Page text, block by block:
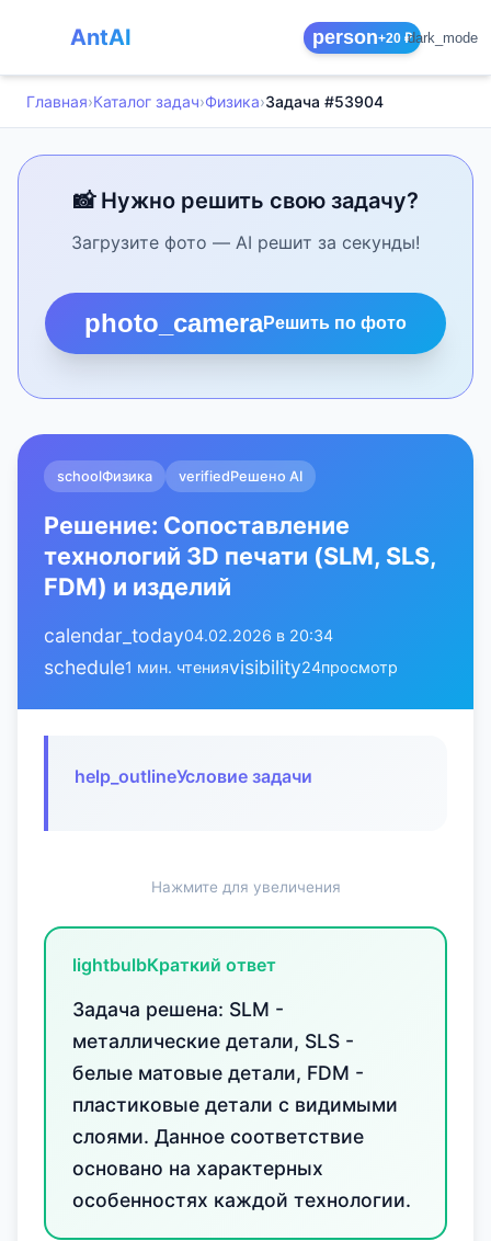
AntAI person+20 ₽dark_mode
Главная›Каталог задач›Физика›Задача #53904
📸 Нужно решить свою задачу?
Загрузите фото — AI решит за секунды!
photo_cameraРешить по фото
schoolФизика verifiedРешено AI
Решение: Сопоставление
технологий 3D печати (SLM, SLS,
FDM) и изделий
calendar_today04.02.2026 в 20:34
schedule1 мин. чтенияvisibility24просмотр
help_outlineУсловие задачи
Нажмите для увеличения
lightbulbКраткий ответ
Задача решена: SLM -
металлические детали, SLS -
белые матовые детали, FDM -
пластиковые детали с видимыми
слоями. Данное соответствие
основано на характерных
особенностях каждой технологии.